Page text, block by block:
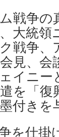
戦争の
大統領
戦争
見、
イニ
を「
付きを
を仕